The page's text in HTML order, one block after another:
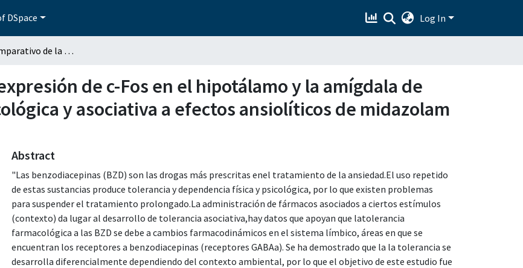
DSpace Log In
Análisis comparativo de la expresión de c-Fos en el hipotálamo y la amígdala de ratas con tolerancia farmacológica y asociativa a efectos ansiolíticos de midazolam y flumazenil
de c-Fos en el hipotálamo y la amígdala de
y asociativa a efectos ansiolíticos de midazolam
Abstract
"Las benzodiacepinas (BZD) son las drogas más prescritas enel tratamiento de la ansiedad.El uso repetido
de estas sustancias produce tolerancia y dependencia física y psicológica, por lo que existen problemas
para suspender el tratamiento prolongado.La administración de fármacos asociados a ciertos estímulos
(contexto) da lugar al desarrollo de tolerancia asociativa,hay datos que apoyan que latolerancia
farmacológica a las BZD se debe a cambios farmacodinámicos en el sistema límbico, áreas en que se
encuentran los receptores a benzodiacepinas (receptores GABAa). Se ha demostrado que la la tolerancia se
desarrolla diferencialmente dependiendo del contexto ambiental, por lo que el objetivo de este estudio fue